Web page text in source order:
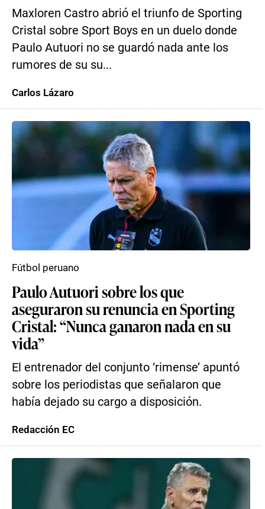
Maxloren Castro abrió el triunfo de Sporting
Cristal sobre Sport Boys en un duelo donde
Paulo Autuori no se guardó nada ante los
rumores de su su...
Carlos Lázaro
Paulo Autuori sobre los que
aseguraron su renuncia en Sporting
Cristal: “Nunca ganaron nada en su
vida”
El entrenador del conjunto ‘rimense’ apuntó
sobre los periodistas que señalaron que
había dejado su cargo a disposición.
Fútbol peruano
Redacción EC